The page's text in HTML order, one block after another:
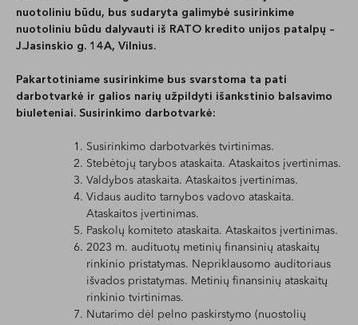
nuotoliniu būdu, bus sudaryta galimybė susirinkime
nuotoliniu būdu dalyvauti iš RATO kredito unijos patalpų –
J.Jasinskio g. 14A, Vilnius.
Pakartotiniame susirinkime bus svarstoma ta pati
darbotvarkė ir galios narių užpildyti išankstinio balsavimo
biuleteniai. Susirinkimo darbotvarkė:
Susirinkimo darbotvarkės tvirtinimas.
Stebėtojų tarybos ataskaita. Ataskaitos įvertinimas.
Valdybos ataskaita. Ataskaitos įvertinimas.
Vidaus audito tarnybos vadovo ataskaita.
Ataskaitos įvertinimas.
Paskolų komiteto ataskaita. Ataskaitos įvertinimas.
2023 m. audituotų metinių finansinių ataskaitų
rinkinio pristatymas. Nepriklausomo auditoriaus
išvados pristatymas. Metinių finansinių ataskaitų
rinkinio tvirtinimas.
Nutarimo dėl pelno paskirstymo (nuostolių